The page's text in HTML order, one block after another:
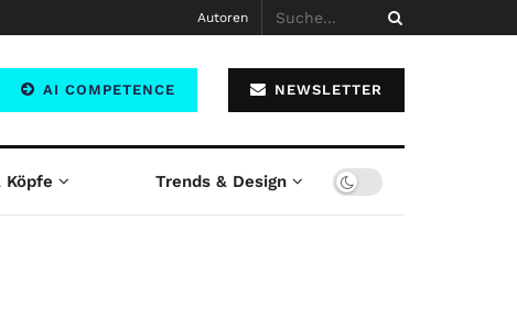
Autoren
AI COMPETENCE NEWSLETTER
Köpfe Trends & Design